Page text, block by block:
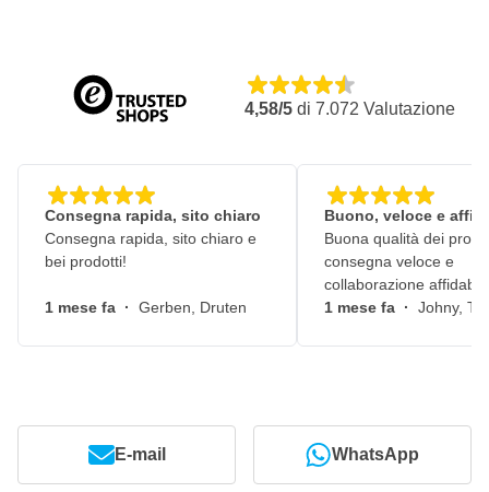
4,58/5 di 7.072 Valutazione
Consegna rapida, sito chiaro
Consegna rapida, sito chiaro e
bei prodotti!
1 mese fa · Gerben, Druten
Buono, veloce e
Buona qualità dei
consegna veloce e
collaborazione
1 mese fa · Johny,
E-mail WhatsApp